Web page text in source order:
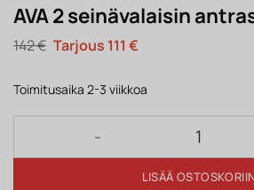
AVA 2 seinävalaisin
142€ Alkuperäinen
hinta
142 €.
111 €Nykyinen
111 €.
Toimitusaika 2-3 viikkoa
AVA 2 seinävalaisin antrasiitti
LISÄÄ OSTOSKORIIN